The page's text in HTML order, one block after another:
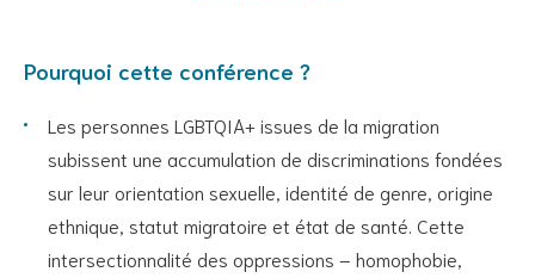
Pourquoi cette conférence ?
Les personnes LGBTQIA+ issues de la migration
subissent une accumulation de discriminations fondées
sur leur orientation sexuelle, identité de genre, origine
ethnique, statut migratoire et état de santé. Cette
intersectionnalité des oppressions – homophobie,